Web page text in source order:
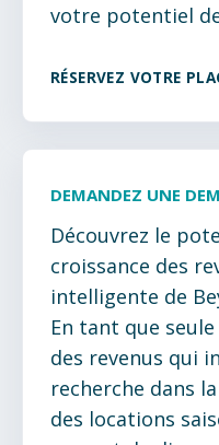
votre potentiel
RÉSERVEZ VOTRE
DEMANDEZ UNE
Découvrez le
croissance des
intelligente de
En tant que
des revenus qui
recherche dans
des locations